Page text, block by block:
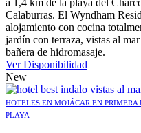
a 1,4 km de la playa del
Calaburras. El Wyndham
alojamiento con cocina
jardín con terraza, vistas al
bañera de hidromasaje.
Ver Disponibilidad
New
HOTELES EN MOJÁCAR EN
PLAYA